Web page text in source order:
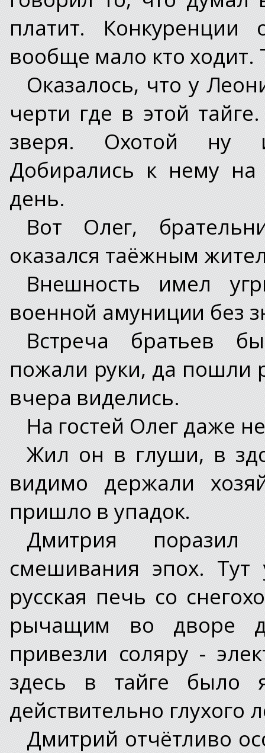
платит.
вообще мало кто ходит.
Оказалось, что у
черти где в этой
зверя. Охотой ну
Добирались к нему
день.
Вот Олег,
оказался таёжным
Внешность имел
военной амуниции без
Встреча братьев
пожали руки, да пошли
вчера виделись.
На гостей Олег даже
Жил он в глуши, в
видимо держали
пришло в упадок.
Дмитрия поразил
смешивания эпох. Тут
русская печь со
рычащим во дворе
привезли соляру -
здесь в тайге было
действительно глухого
Дмитрий отчётливо